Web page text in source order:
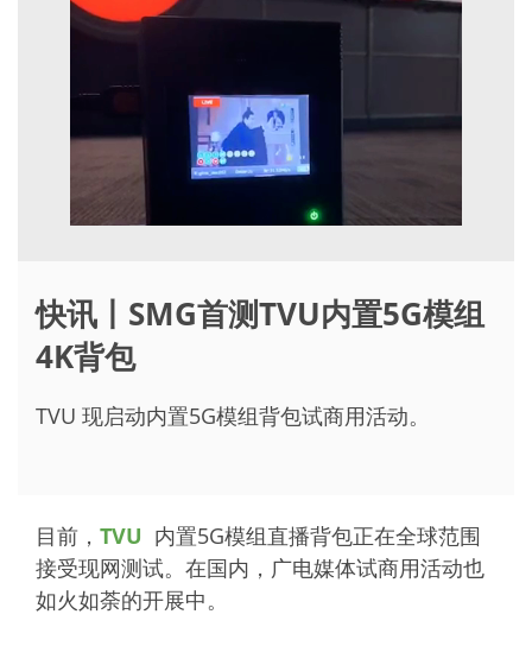
快讯丨SMG首测TVU内置5G模组
4K背包
TVU 现启动内置5G模组背包试商用活动。
目前， TVU 内置5G模组直播背包正在全球范围
接受现网测试。在国内，广电媒体试商用活动也
如火如荼的开展中。